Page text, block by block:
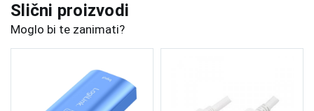
Slični proizvodi
Moglo bi te zanimati?